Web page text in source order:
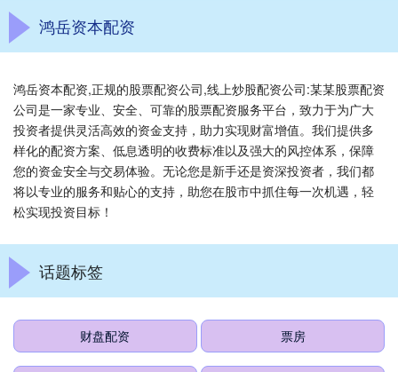
鸿岳资本配资
鸿岳资本配资,正规的股票配资公司,线上炒股配资公司:某某股票配资
公司是一家专业、安全、可靠的股票配资服务平台，致力于为广大
投资者提供灵活高效的资金支持，助力实现财富增值。我们提供多
样化的配资方案、低息透明的收费标准以及强大的风控体系，保障
您的资金安全与交易体验。无论您是新手还是资深投资者，我们都
将以专业的服务和贴心的支持，助您在股市中抓住每一次机遇，轻
松实现投资目标！
话题标签
财盘配资 票房